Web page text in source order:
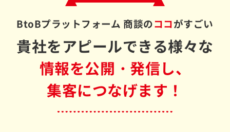
BtoBプラットフォーム 商談のココがすごい
貴社をアピールできる様々な
情報を公開・発信し、
集客につなげます！